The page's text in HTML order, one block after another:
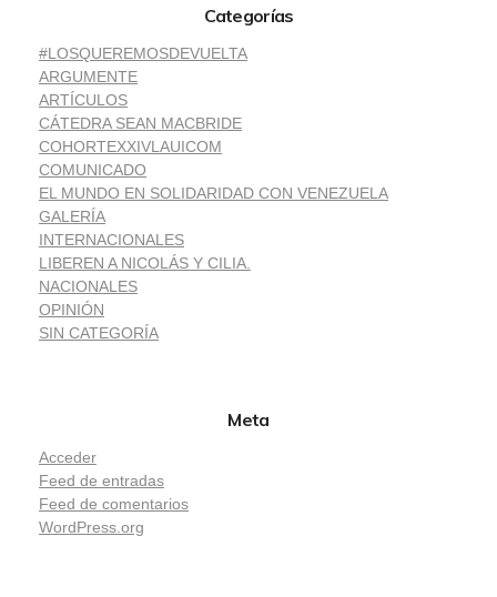
Categorías
#LOSQUEREMOSDEVUELTA
ARGUMENTE
ARTÍCULOS
CÁTEDRA SEAN MACBRIDE
COHORTEXXIVLAUICOM
COMUNICADO
EL MUNDO EN SOLIDARIDAD CON VENEZUELA
GALERÍA
INTERNACIONALES
LIBEREN A NICOLÁS Y CILIA.
NACIONALES
OPINIÓN
SIN CATEGORÍA
Meta
Acceder
Feed de entradas
Feed de comentarios
WordPress.org